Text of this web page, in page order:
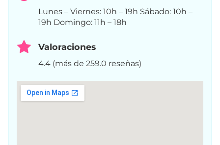
Lunes – Viernes: 10h – 19h Sábado: 10h –
19h Domingo: 11h – 18h
Valoraciones
4.4 (más de 259.0 reseñas)